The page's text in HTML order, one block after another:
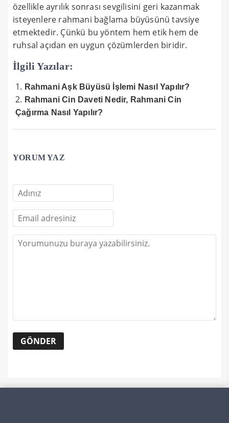
özellikle ayrılık sonrası sevgilisini geri kazanmak
isteyenlere rahmani bağlama büyüsünü tavsiye
etmektedir. Çünkü bu yöntem hem etik hem de
ruhsal açıdan en uygun çözümlerden biridir.
İlgili Yazılar:
Rahmani Aşk Büyüsü İşlemi Nasıl Yapılır?
Rahmani Cin Daveti Nedir, Rahmani Cin
Çağırma Nasıl Yapılır?
YORUM YAZ